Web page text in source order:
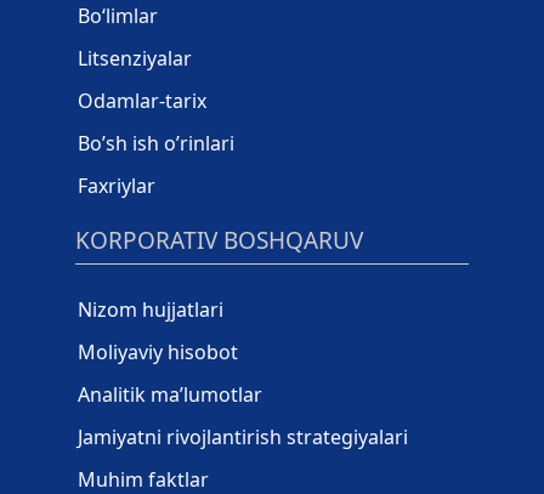
Bo‘limlar
Litsenziyalar
Odamlar-tarix
Bo’sh ish o’rinlari
Faxriylar
KORPORATIV BOSHQARUV
Nizom hujjatlari
Moliyaviy hisobot
Analitik ma’lumotlar
Jamiyatni rivojlantirish strategiyalari
Muhim faktlar